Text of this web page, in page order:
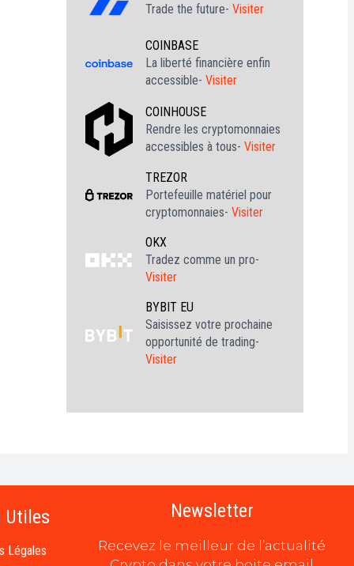
Trade the future- Visiter
COINBASE
La liberté financière enfin
accessible- Visiter
COINHOUSE
Rendre les cryptomonnaies
accessibles à tous- Visiter
TREZOR
Portefeuille matériel pour
cryptomonnaies- Visiter
OKX
Tradez comme un pro-
Visiter
BYBIT EU
Saisissez votre prochaine
opportunité de trading-
Visiter
Utiles
Légales
Newsletter
Recevez le meilleur de l’actualité